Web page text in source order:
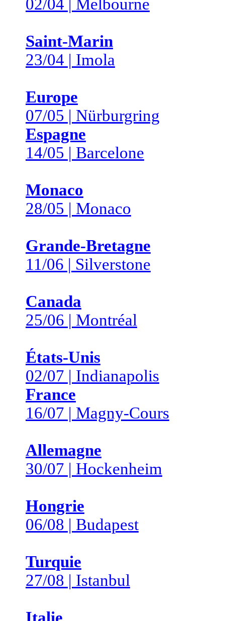
02/04 | Melbourne
Saint-Marin
23/04 | Imola
Europe
07/05 | Nürburgring
Espagne
14/05 | Barcelone
Monaco
28/05 | Monaco
Grande-Bretagne
11/06 | Silverstone
Canada
25/06 | Montréal
États-Unis
02/07 | Indianapolis
France
16/07 | Magny-Cours
Allemagne
30/07 | Hockenheim
Hongrie
06/08 | Budapest
Turquie
27/08 | Istanbul